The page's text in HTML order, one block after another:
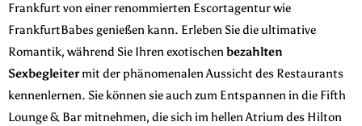
Frankfurt von einer renommierten Escortagentur wie
FrankfurtBabes genießen kann. Erleben Sie die ultimative
Romantik, während Sie Ihren exotischenbezahlten
Sexbegleitermit der phänomenalen Aussicht des Restaurants
kennenlernen. Sie können sie auch zum Entspannen in die Fifth
Lounge & Bar mitnehmen, die sich im hellen Atrium des Hilton